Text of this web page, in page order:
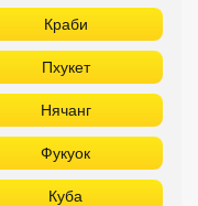
Краби
Пхукет
Нячанг
Фукуок
Куба